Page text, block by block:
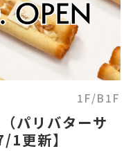
1F/B1F
パリバターサ
更新】